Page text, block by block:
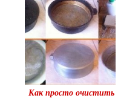
Как просто очистить